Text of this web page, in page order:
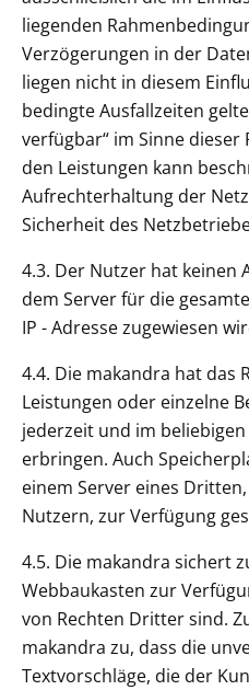
liegenden
Verzögerungen in der
liegen nicht in diesem
bedingte Ausfallzeiten
verfügbar“ im Sinne dieser
den Leistungen kann
Aufrechterhaltung der
Sicherheit des
4.3. Der Nutzer hat keinen
dem Server für die
IP - Adresse zugewiesen
4.4. Die makandra hat das
Leistungen oder einzelne
jederzeit und im
erbringen. Auch
einem Server eines
Nutzern, zur Verfügung
4.5. Die makandra sichert
Webbaukasten zur
von Rechten Dritter sind.
makandra zu, dass die
Textvorschläge, die der